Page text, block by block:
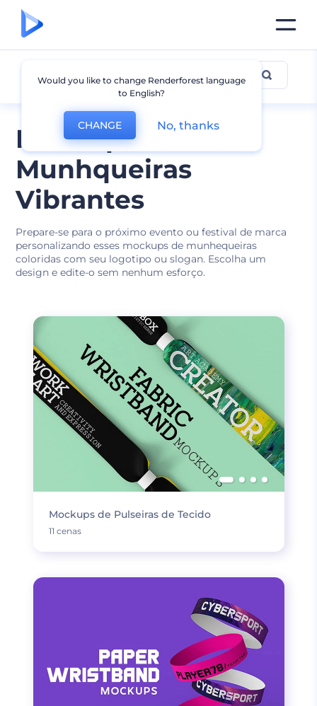
Mockups de
Munhqueiras
Vibrantes
Prepare-se para o próximo evento ou festival de marca
personalizando esses mockups de munhequeiras
coloridas com seu logotipo ou slogan. Escolha um
design e edite-o sem nenhum esforço.
Mockup de Munhequeira
Mockups de Pulseiras de Tecido
11 cenas
Would you like to change Renderforest language
to English?
CHANGE No, thanks